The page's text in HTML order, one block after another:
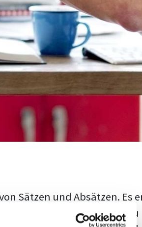
Sätzen und Absätzen. Es
adäquat zu